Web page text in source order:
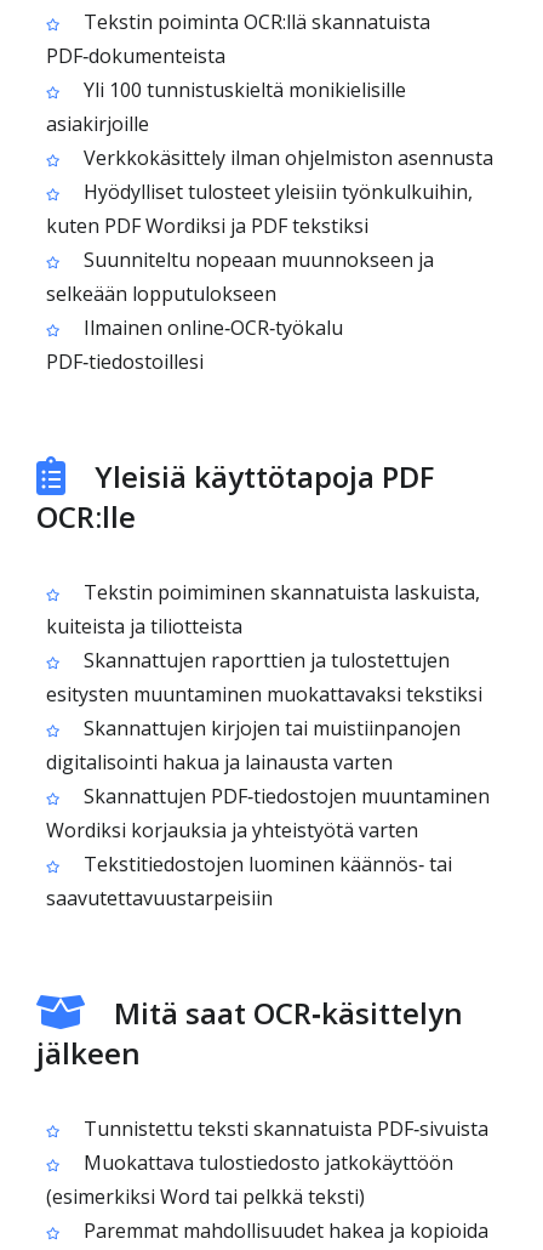
Tekstin poiminta OCR:llä skannatuista
PDF‑dokumenteista
Yli 100 tunnistuskieltä monikielisille
asiakirjoille
Verkkokäsittely ilman ohjelmiston asennusta
Hyödylliset tulosteet yleisiin työnkulkuihin,
kuten PDF Wordiksi ja PDF tekstiksi
Suunniteltu nopeaan muunnokseen ja
selkeään lopputulokseen
Ilmainen online‑OCR‑työkalu
PDF‑tiedostoillesi
Yleisiä käyttötapoja PDF
OCR:lle
Tekstin poimiminen skannatuista laskuista,
kuiteista ja tiliotteista
Skannattujen raporttien ja tulostettujen
esitysten muuntaminen muokattavaksi tekstiksi
Skannattujen kirjojen tai muistiinpanojen
digitalisointi hakua ja lainausta varten
Skannattujen PDF‑tiedostojen muuntaminen
Wordiksi korjauksia ja yhteistyötä varten
Tekstitiedostojen luominen käännös‑ tai
saavutettavuustarpeisiin
Mitä saat OCR‑käsittelyn
jälkeen
Tunnistettu teksti skannatuista PDF‑sivuista
Muokattava tulostiedosto jatkokäyttöön
(esimerkiksi Word tai pelkkä teksti)
Paremmat mahdollisuudet hakea ja kopioida